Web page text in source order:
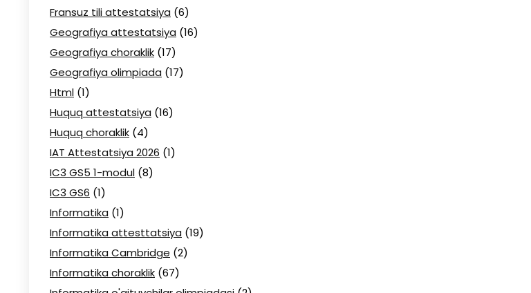
Fransuz tili attestatsiya (6)
Geografiya attestatsiya (16)
Geografiya choraklik (17)
Geografiya olimpiada (17)
Html (1)
Huquq attestatsiya (16)
Huquq choraklik (4)
IAT Attestatsiya 2026 (1)
IC3 GS5 1-modul (8)
IC3 GS6 (1)
Informatika (1)
Informatika attesttatsiya (19)
Informatika Cambridge (2)
Informatika choraklik (67)